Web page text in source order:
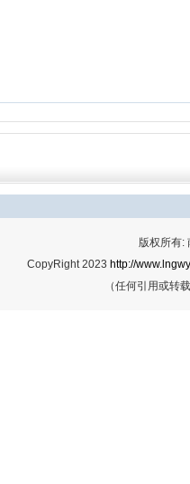
版权所有:
CopyRight 2023 http://
（任何引用或转